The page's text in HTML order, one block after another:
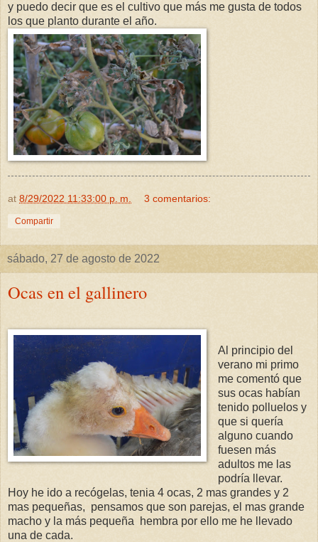
y puedo decir que es el cultivo que más me gusta de todos
los que planto durante el año.
at 8/29/2022 11:33:00 p. m. 3 comentarios:
Compartir
sábado, 27 de agosto de 2022
Ocas en el gallinero
Al principio del
verano mi primo
me comentó que
sus ocas habían
tenido polluelos y
que si quería
alguno cuando
fuesen más
adultos me las
podría llevar.
Hoy he ido a recógelas, tenia 4 ocas, 2 mas grandes y 2
mas pequeñas, pensamos que son parejas, el mas grande
macho y la más pequeña hembra por ello me he llevado
una de cada.